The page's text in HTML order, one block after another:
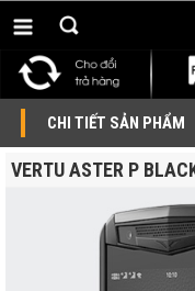
CHI TIẾT SẢN PHẨM
VERTU ASTER P